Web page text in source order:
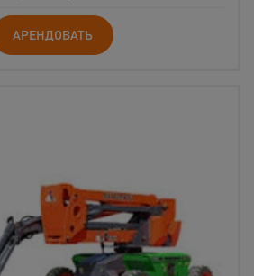
АРЕНДОВАТЬ